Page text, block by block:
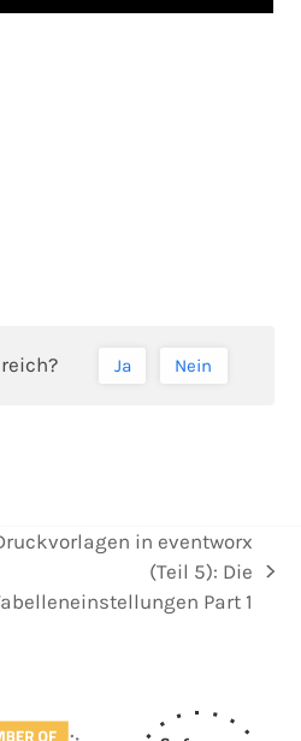
Ja Nein
in eventworx
(Teil 5): Die
Part 1